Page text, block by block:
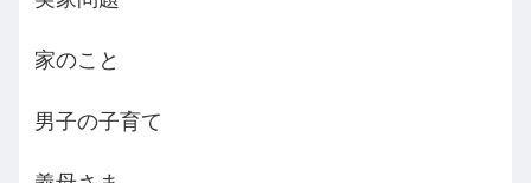
家のこと
男子の子育て